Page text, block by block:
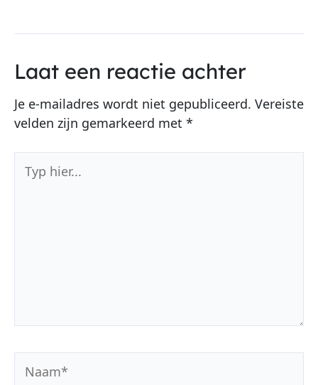
Laat een reactie achter
Je e-mailadres wordt niet gepubliceerd. Vereiste
velden zijn gemarkeerd met *
hier...